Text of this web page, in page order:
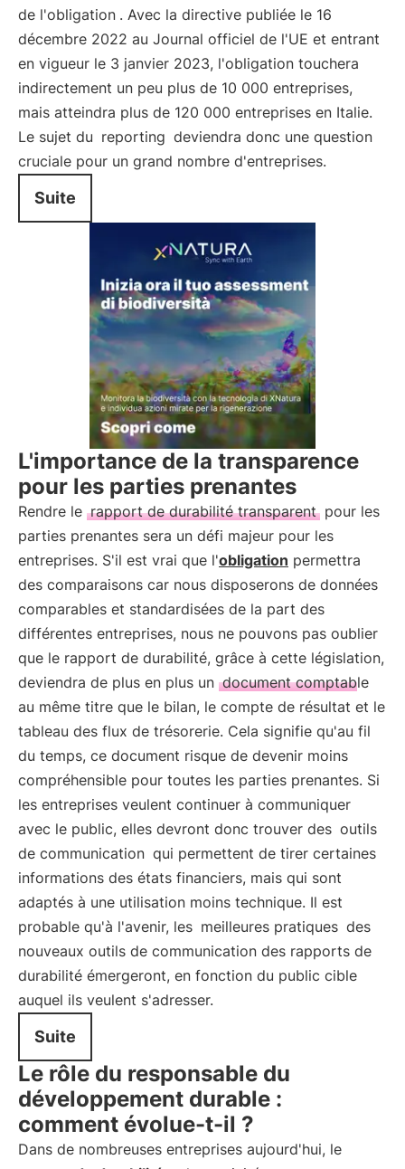
de l'obligation . Avec la directive publiée le 16
décembre 2022 au Journal officiel de l'UE et entrant
en vigueur le 3 janvier 2023, l'obligation touchera
indirectement un peu plus de 10 000 entreprises,
mais atteindra plus de 120 000 entreprises en Italie.
Le sujet du reporting deviendra donc une question
cruciale pour un grand nombre d'entreprises.
Suite
L'importance de la transparence
pour les parties prenantes
Rendre le rapport de durabilité transparent pour les
parties prenantes sera un défi majeur pour les
entreprises. S'il est vrai que l'obligation permettra
des comparaisons car nous disposerons de données
comparables et standardisées de la part des
différentes entreprises, nous ne pouvons pas oublier
que le rapport de durabilité, grâce à cette législation,
deviendra de plus en plus un document comptable
au même titre que le bilan, le compte de résultat et le
tableau des flux de trésorerie. Cela signifie qu'au fil
du temps, ce document risque de devenir moins
compréhensible pour toutes les parties prenantes. Si
les entreprises veulent continuer à communiquer
avec le public, elles devront donc trouver des outils
de communication qui permettent de tirer certaines
informations des états financiers, mais qui sont
adaptés à une utilisation moins technique. Il est
probable qu'à l'avenir, les meilleures pratiques des
nouveaux outils de communication des rapports de
durabilité émergeront, en fonction du public cible
auquel ils veulent s'adresser.
Suite
Le rôle du responsable du
développement durable :
comment évolue-t-il ?
Dans de nombreuses entreprises aujourd'hui, le